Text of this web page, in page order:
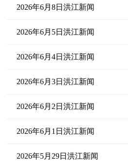
2026年6月8日洪江新闻
2026年6月5日洪江新闻
2026年6月4日洪江新闻
2026年6月3日洪江新闻
2026年6月2日洪江新闻
2026年6月1日洪江新闻
2026年5月29日洪江新闻